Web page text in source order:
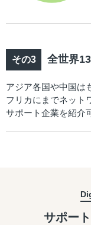
全世界
アジア各国や中国は
フリカにまでネット
サポート企業を紹介
サポー